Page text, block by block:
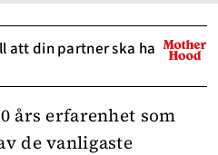
att din partner ska ha
års erfarenhet som
de vanligaste